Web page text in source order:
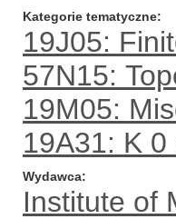
Kategorie tematyczne
19J05:
57N15:
19M05:
19A31: K
Wydawca
Institute of